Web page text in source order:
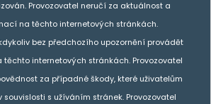
Provozovatel neručí za aktuálnost a
na těchto internetových stránkách.
bez předchozího upozornění provádět
internetových stránkách. Provozovatel
za případné škody, které uživatelům
souvislosti s užíváním stránek. Provozovatel